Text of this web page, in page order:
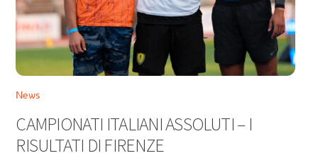
News
CAMPIONATI ITALIANI ASSOLUTI – I
RISULTATI DI FIRENZE